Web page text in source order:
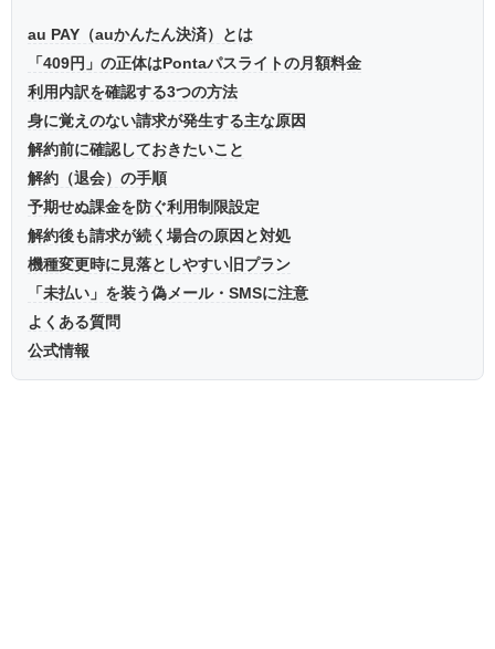
au PAY（auかんたん決済）とは
「409円」の正体はPontaパスライトの月額料金
利用内訳を確認する3つの方法
身に覚えのない請求が発生する主な原因
解約前に確認しておきたいこと
解約（退会）の手順
予期せぬ課金を防ぐ利用制限設定
解約後も請求が続く場合の原因と対処
機種変更時に見落としやすい旧プラン
「未払い」を装う偽メール・SMSに注意
よくある質問
公式情報